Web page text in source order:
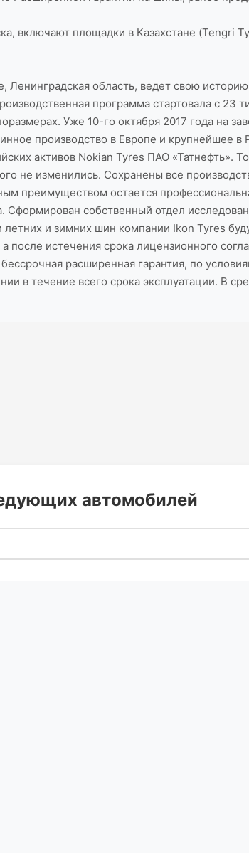
включают площадки в Казахстане (Tengri
область, ведет свою
программа стартовала с 23
Уже 10-го октября 2017 года на
производство в Европе и крупнейшее
активов Nokian Tyres ПАО
не изменились. Сохранены все
преимуществом остается
Сформирован собственный отдел
и зимних шин компании Ikon Tyres
после истечения срока лицензионного
расширенная гарантия, по
в течение всего срока эксплуатации. В
автомобилей